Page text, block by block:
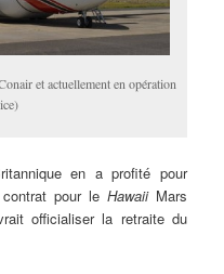
et actuellement en opération
en a profité pour
pour le HawaiiMars
officialiser la retraite du